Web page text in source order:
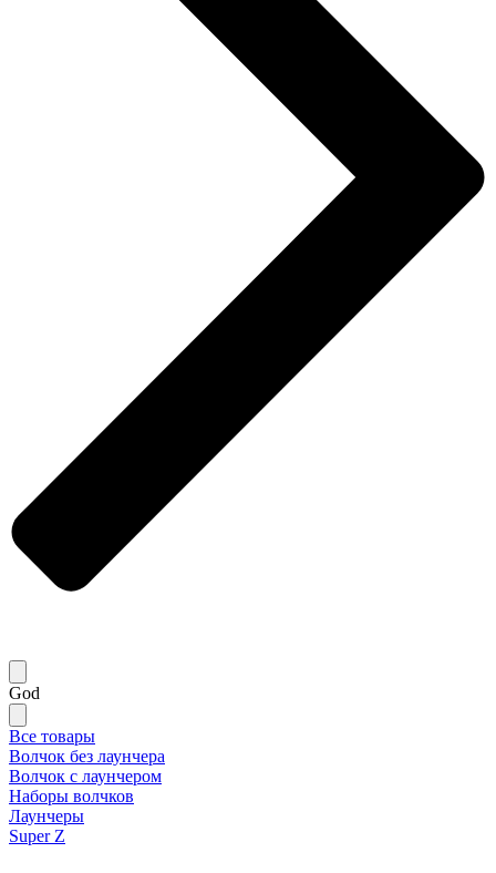
God
Все товары
Волчок без лаунчера
Волчок с лаунчером
Наборы волчков
Лаунчеры
Super Z